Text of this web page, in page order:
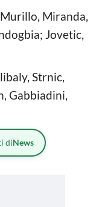
Miranda,
Jovetic,
Strnic,
Gabbiadini,
diNews